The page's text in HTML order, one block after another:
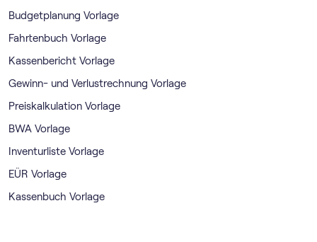
Budgetplanung Vorlage
Fahrtenbuch Vorlage
Kassenbericht Vorlage
Gewinn- und Verlustrechnung Vorlage
Preiskalkulation Vorlage
BWA Vorlage
Inventurliste Vorlage
EÜR Vorlage
Kassenbuch Vorlage